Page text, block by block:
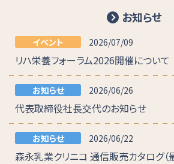
お知らせ
イベント 2026/07/09
リハ栄養フォーラム2026開催について
お知らせ 2026/06/26
代表取締役社長交代のお知らせ
お知らせ 2026/06/22
森永乳業クリニコ 通信販売カタログ（